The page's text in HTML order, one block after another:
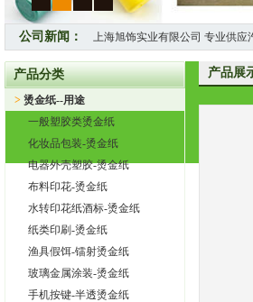
公司新闻：
上海旭饰实业有限公司 专业供
热烈祝贺上海旭饰实业有限公
上海旭饰实业有限公司—日本东
热烈祝贺上海旭饰实业有限公
热烈祝贺旭饰实业成为日本
上海旭饰实业有限公司——进口
怎样选择进口烫金纸
产品分类
> 烫金纸--用途
一般塑胶类烫金纸
化妆品包装-烫金纸
电器外壳塑胶-烫金纸
布料印花-烫金纸
水转印花纸酒标-烫金纸
纸类印刷-烫金纸
渔具假饵-镭射烫金纸
玻璃金属涂装-烫金纸
手机按键-半透烫金纸
产品展